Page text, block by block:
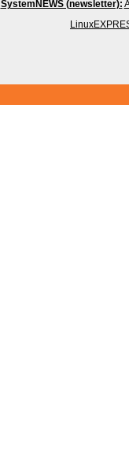
SystemNEWS (newsletter):